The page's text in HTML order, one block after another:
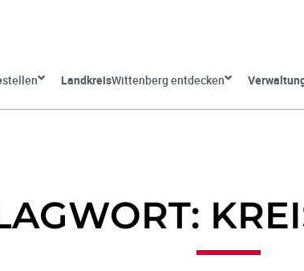
stellen LandkreisWittenberg entdecken